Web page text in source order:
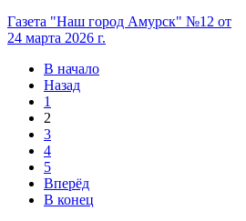
Газета "Наш город Амурск" №12 от
24 марта 2026 г.
В начало
Назад
1
2
3
4
5
Вперёд
В конец